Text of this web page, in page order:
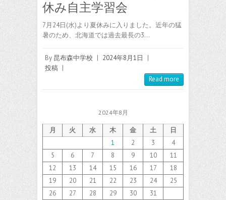
休み自主学習会
7月24日(水)より夏休みに入りました。近年の猛
暑のため、北海道では過去最長の3…
By 昆布森中学校 | 2024年8月1日
|
投稿 |
Read more
2024年8月
月 火 水 木 金 土
日
1
2 3
4
5
6 7 8 9 10
11
12
13 14 15 16 17
18
19
20 21 22 23 24
25
26
27 28 29 30 31